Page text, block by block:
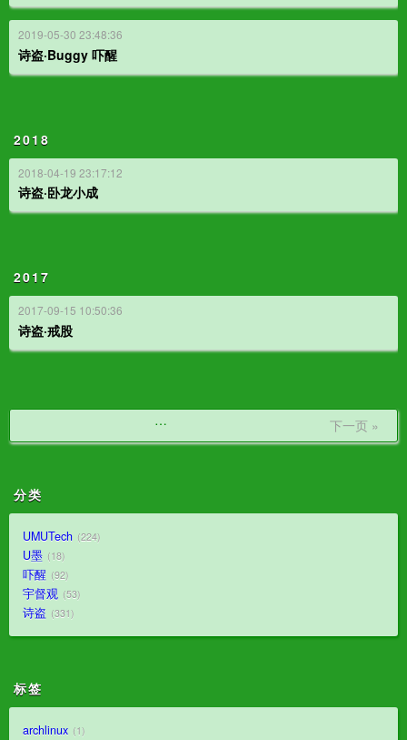
2019-05-30 23:48:36
诗盗·Buggy 吓醒
2018
2018-04-19 23:17:12
诗盗·卧龙小成
2017
2017-09-15 10:50:36
诗盗·戒股
… 下一页 »
分类
UMUTech 224
U墨 18
吓醒 92
宇督观 53
诗盗 331
标签
archlinux 1